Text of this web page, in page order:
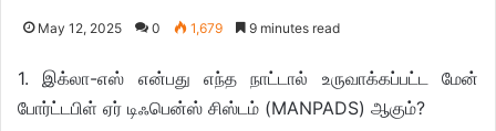
May 12, 2025 0 1,679 9 minutes read
1. இக்லா-எஸ் என்பது எந்த நாட்டால் உருவாக்கப்பட்ட மேன்
போர்ட்டபிள் ஏர் டிஃபென்ஸ் சிஸ்டம் (MANPADS) ஆகும்?